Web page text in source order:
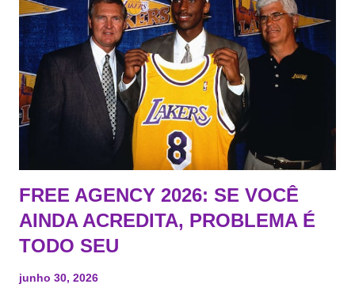
FREE AGENCY 2026: SE VOCÊ
AINDA ACREDITA, PROBLEMA É
TODO SEU
junho 30, 2026